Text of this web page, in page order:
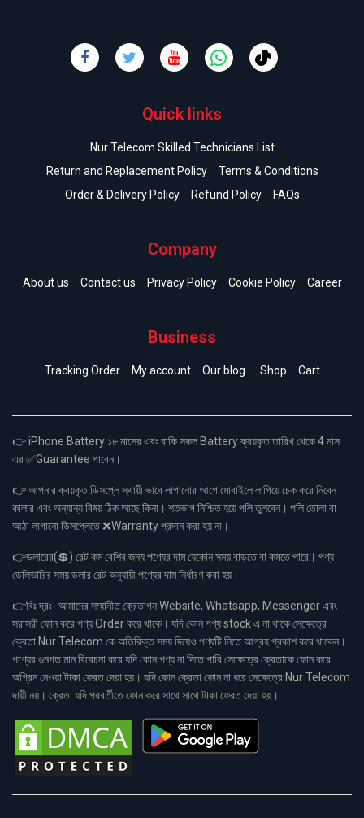
Quick links
Nur Telecom Skilled Technicians List
Return and Replacement Policy
Terms & Conditions
Order & Delivery Policy
Refund Policy FAQs
Company
About us Contact us Privacy Policy Cookie Policy Career
Business
Tracking Order My account Our blog Shop Cart
👉 iPhone Battery ১৮ মাসের এবং বাকি সকল Battery ক্রয়কৃত তারিখ থেকে 4 মাস
এর ✅Guarantee পাবেন।
👉 আপনার ক্রয়কৃত ডিসপ্লে স্থায়ী ভাবে লাগানোর আগে মোবাইলে লাগিয়ে চেক করে নিবেন
কালার এবং অন্যান্য বিষয় ঠিক আছে কিনা। শতভাগ নিশ্চিত হয়ে পলি তুলবেন। পলি তোলা বা
আঠা লাগানো ডিসপ্লেতে ❌Warranty প্রদান করা হয় না।
👉ডলারের(💲) রেট কম বেশির জন্য পণ্যের দাম যেকোন সময় বাড়তে বা কমতে পারে। পণ্য
ডেলিভারির সময় ডলার রেট অনুযায়ী পণ্যের দাম নির্ধারণ করা হয়।
👉বিঃ দ্রঃ- আমাদের সম্মানীত ক্রেতাগন Website, Whatsapp, Messenger এবং
সরাসরী ফোন করে পণ্য Order করে থাকে। যদি কোন পণ্য stock এ না থাকে সেক্ষেত্রে
ক্রেতা Nur Telecom কে অতিরিক্ত সময় দিয়েও পণ্যটি নিতে আগ্রহ প্রকাশ করে থাকেন।
পণ্যের গুনগত মান বিবেচনা করে যদি কোন পণ্য না দিতে পারি সেক্ষেত্রে ক্রেতাকে ফোন করে
অগ্রিম নেওয়া টাকা ফেরত দেয়া হয়। যদি কোন ক্রেতা ফোন না ধরে সেক্ষেত্রে Nur Telecom
দায়ী নয়। ক্রেতা যদি পরবর্তীতে ফোন করে সাথে সাথে টাকা ফেরত দেয়া হয়।